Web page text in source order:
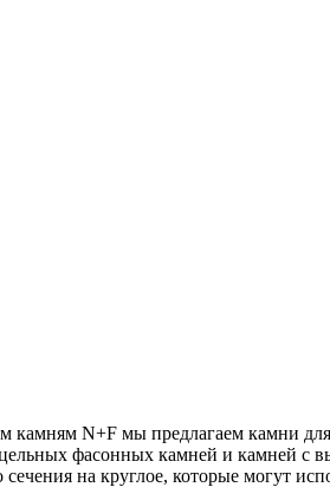
камням N+F мы предлагаем камни
фасонных камней и камней с
сечения на круглое, которые могут